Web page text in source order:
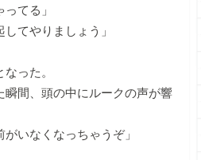
てる」
してやりましょう」
った。
瞬間、頭の中にルークの声が響
がいなくなっちゃうぞ」